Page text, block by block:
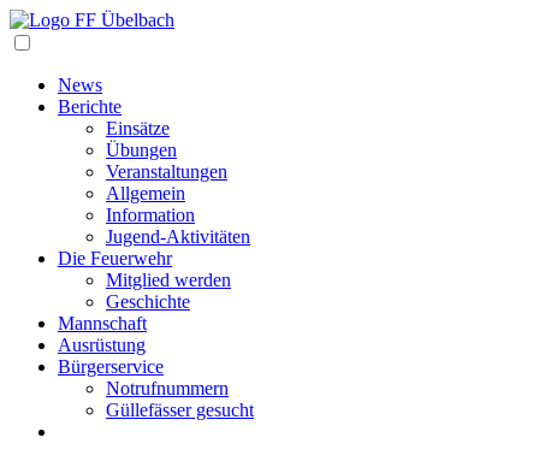
News
Berichte
Einsätze
Übungen
Veranstaltungen
Allgemein
Information
Jugend-Aktivitäten
Die Feuerwehr
Mitglied werden
Geschichte
Mannschaft
Ausrüstung
Bürgerservice
Notrufnummern
Güllefässer gesucht